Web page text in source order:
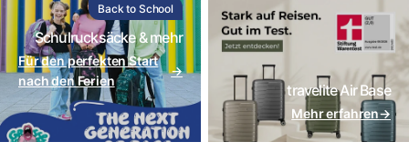
Back to School
Schulrucksäcke & mehr
Für den perfekten Start
nach den Ferien
→
travelite Air Base
Mehr erfahren→